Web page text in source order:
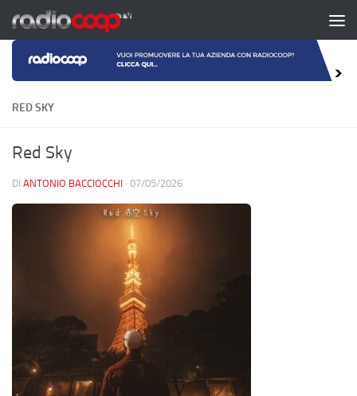
Salta al contenuto
RED SKY
Red Sky
DI ANTONIO BACCIOCCHI · 07/05/2026